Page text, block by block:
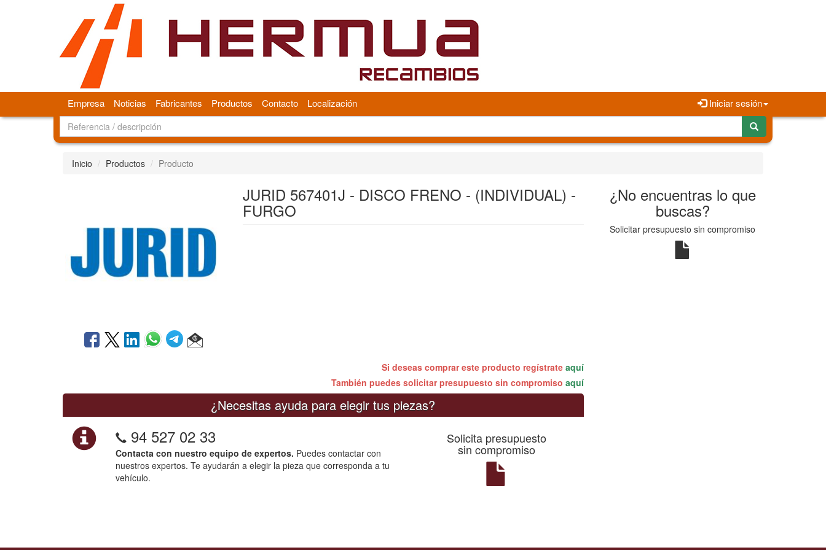
Iniciar sesión
Empresa Noticias Fabricantes Productos Contacto Localización
Inicio Productos Producto
JURID 567401J - DISCO FRENO - (INDIVIDUAL) -
FURGO
Si deseas comprar este producto regístrate aquí
También puedes solicitar presupuesto sin compromiso aquí
¿Necesitas ayuda para elegir tus piezas?
94 527 02 33
Contacta con nuestro equipo de expertos. Puedes contactar con
nuestros expertos. Te ayudarán a elegir la pieza que corresponda a tu
vehículo.
Solicita presupuesto
sin compromiso
¿No encuentras lo que
buscas?
Solicitar presupuesto sin compromiso